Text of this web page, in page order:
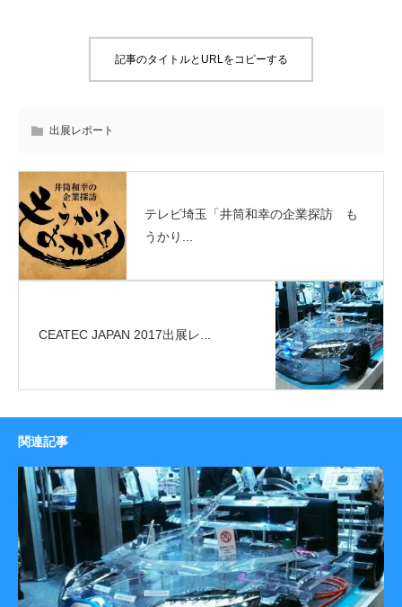
記事のタイトルとURLをコピーする
出展レポート
テレビ埼玉「井筒和幸の企業探訪 も
うかり...
CEATEC JAPAN 2017出展レ...
関連記事